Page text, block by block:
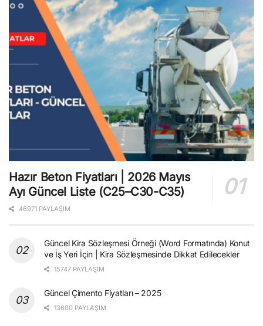
Hazır Beton Fiyatları | 2026 Mayıs
Ayı Güncel Liste (C25–C30-C35)
46971 PAYLAŞIM
Güncel Kira Sözleşmesi Örneği (Word Formatında) Konut
ve İş Yeri İçin | Kira Sözleşmesinde Dikkat Edilecekler
15747 PAYLAŞIM
Güncel Çimento Fiyatları – 2025
13600 PAYLAŞIM